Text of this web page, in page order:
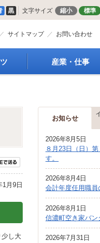
黒 文字サイズ 縮小 標準
サイトマップ お問い合わせ
産業・仕事
商工業振興
農林業振興
企業の税金
入札・契約
指定管理者制度
1月9日
少し大
お知らせ
2026年8月5日
８月23日（日）
す。
2026年8月4日
会計年度任用職員
2026年8月1日
信濃町空き家バン
2026年7月31日